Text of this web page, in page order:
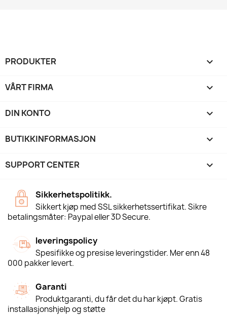
PRODUKTER 
VÅRT FIRMA 
DIN KONTO 
BUTIKKINFORMASJON keyboard_arrow_down
SUPPORT CENTER 
Sikkerhetspolitikk.
Sikkert kjøp med SSL sikkerhetssertifikat. Sikre
betalingsmåter: Paypal eller 3D Secure.
leveringspolicy
Spesifikke og presise leveringstider. Mer enn 48
000 pakker levert.
Garanti
Produktgaranti, du får det du har kjøpt. Gratis
installasjonshjelp og støtte